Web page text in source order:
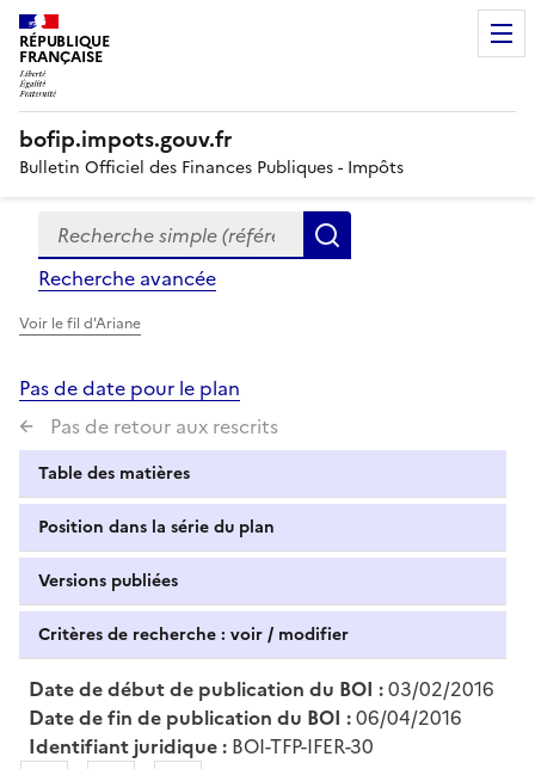
RÉPUBLIQUE
FRANÇAISE
bofip.impots.gouv.fr
Bulletin Officiel des Finances Publiques - Impôts
Formulaire
de
recherche
Recherche simple (références, mots clés, partie du
Recherche avancée
Voir le fil d'Ariane
Pas de date pour le plan
Pas de retour aux rescrits
Table des matières
Position dans la série du plan
Versions publiées
Critères de recherche : voir / modifier
Date de début de publication du BOI :03/02/2016
Date de fin de publication du BOI :06/04/2016
Identifiant juridique : BOI-TFP-IFER-30